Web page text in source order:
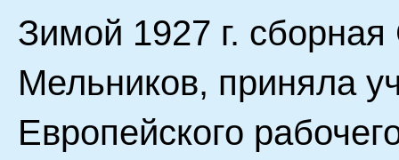
Зимой 1927 г.
Мельников, приняла
Европейского